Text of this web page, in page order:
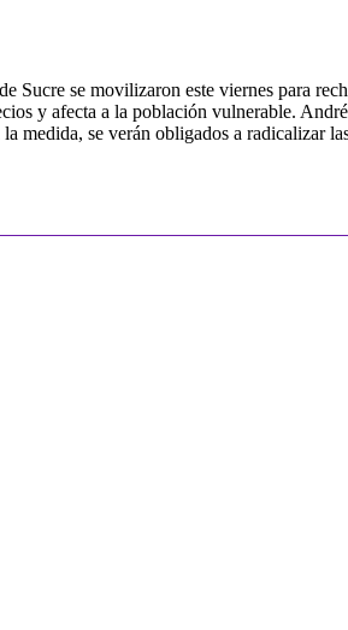
se movilizaron este viernes para
y afecta a la población vulnerable.
medida, se verán obligados a radicalizar